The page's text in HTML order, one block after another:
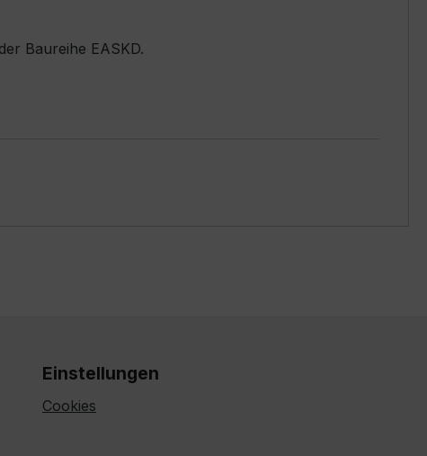
Baureihe EASKD.
Einstellungen
Cookies